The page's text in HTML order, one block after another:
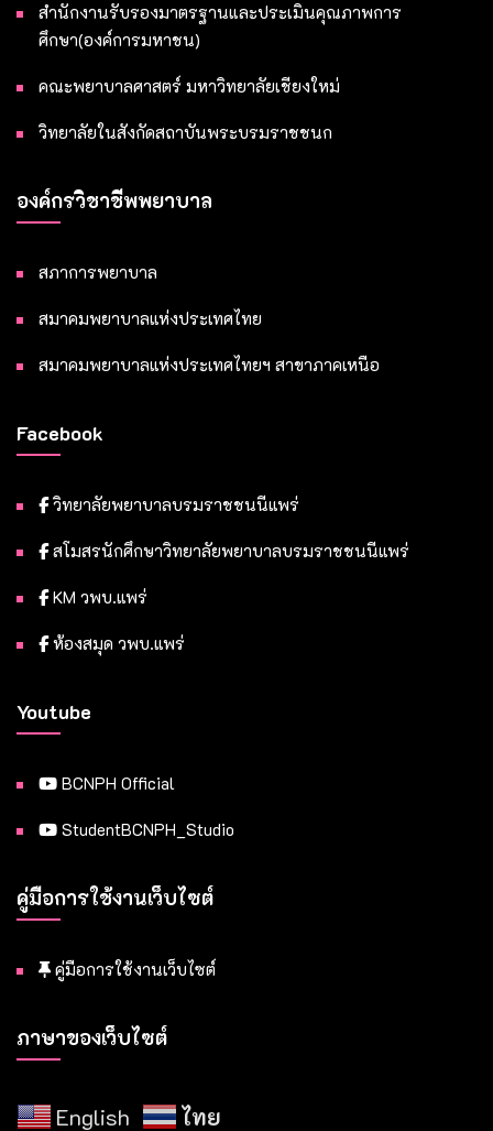
สำนักงานรับรองมาตรฐานและประเมินคุณภาพการ
ศึกษา(องค์การมหาชน)
คณะพยาบาลศาสตร์ มหาวิทยาลัยเชียงใหม่
วิทยาลัยในสังกัดสถาบันพระบรมราชชนก
องค์กรวิชาชีพพยาบาล
สภาการพยาบาล
สมาคมพยาบาลแห่งประเทศไทย
สมาคมพยาบาลแห่งประเทศไทยฯ สาขาภาคเหนือ
Facebook
วิทยาลัยพยาบาลบรมราชชนนีแพร่
สโมสรนักศึกษาวิทยาลัยพยาบาลบรมราชชนนีแพร่
KM วพบ.แพร่
ห้องสมุด วพบ.แพร่
Youtube
BCNPH Official
StudentBCNPH_Studio
คู่มือการใช้งานเว็บไซต์
คู่มือการใช้งานเว็บไซต์
ภาษาของเว็บไซต์
English ไทย